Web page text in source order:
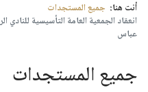
أنت هنا: جميع المستجدات
عباس
جميع المستجدات